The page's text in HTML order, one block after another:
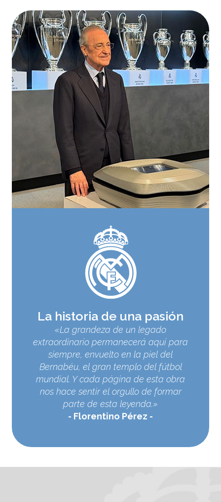
La historia de una pasión
«La grandeza de un legado
extraordinario permanecerá aquí para
siempre, envuelto en la piel del
Bernabéu, el gran templo del fútbol
mundial. Y cada página de esta obra
nos hace sentir el orgullo de formar
parte de esta leyenda.»
Florentino Pérez